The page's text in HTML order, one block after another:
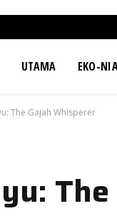
UTAMA EKO-
The Gajah Whisperer